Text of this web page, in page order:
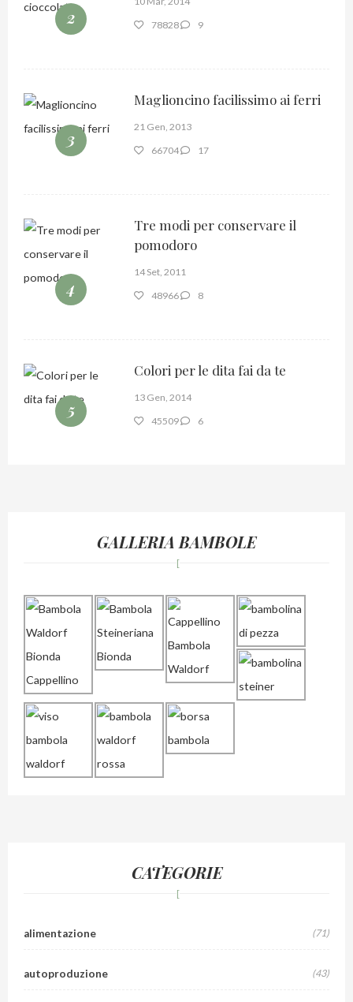
2
78828
9
3
Maglioncino facilissimo ai ferri
21 Gen, 2013
66704
17
4
Tre modi per conservare il
pomodoro
14 Set, 2011
48966
8
5
Colori per le dita fai da te
13 Gen, 2014
45509
6
GALLERIA BAMBOLE
CATEGORIE
alimentazione (71)
autoproduzione (43)